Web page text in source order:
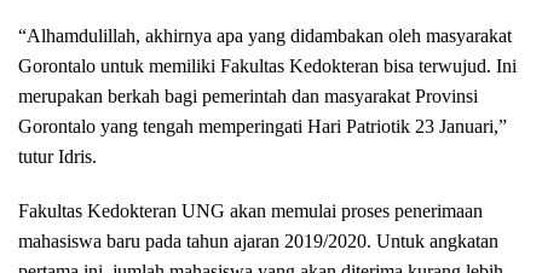
“Alhamdulillah, akhirnya apa yang didambakan oleh masyarakat
Gorontalo untuk memiliki Fakultas Kedokteran bisa terwujud. Ini
merupakan berkah bagi pemerintah dan masyarakat Provinsi
Gorontalo yang tengah memperingati Hari Patriotik 23 Januari,”
tutur Idris.
Fakultas Kedokteran UNG akan memulai proses penerimaan
mahasiswa baru pada tahun ajaran 2019/2020. Untuk angkatan